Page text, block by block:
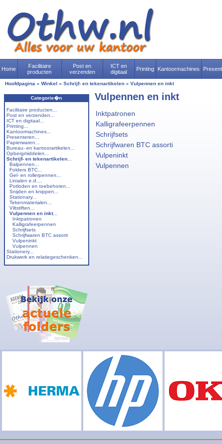
Home
Facilitaire
producten
Post en
verzenden
ICT en
digitaal
Printing Kantoormachines
Hoofdpagina » Winkel » Schrijf- en tekenartikelen » Vulpennen en inkt
Categorie�n
Facilitaire producten...
Post en verzenden...
ICT en digitaal...
Printing...
Kantoormachines...
Presenteren...
Papierwaren...
Bureau- en kantoorartikelen...
Opbergmiddelen...
Schrijf- en tekenartikelen
Balpennen...
Folders BTC...
Gel- en rollerpennen...
Linialen e.d....
Potloden en toebehoren...
Snijden en knippen...
Stationary...
Tekenmaterialen...
Viltstiften...
Vulpennen en inkt...
Inktpatronen
Kalligrafeerpennen
Schrijfsets
Schrijfwaren BTC assorti
Vulpeninkt
Vulpennen
Stationery...
Drukwerk en relatiegeschenken...
Vulpennen en inkt
Inktpatronen
Kalligrafeerpennen
Schrijfsets
Schrijfwaren BTC assorti
Vulpeninkt
Vulpennen